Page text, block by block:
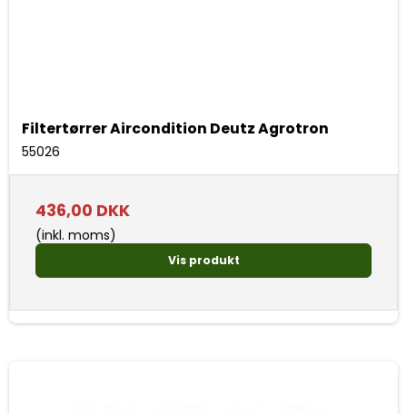
Filtertørrer Aircondition Deutz Agrotron
55026
436,00 DKK
(inkl. moms)
Vis produkt